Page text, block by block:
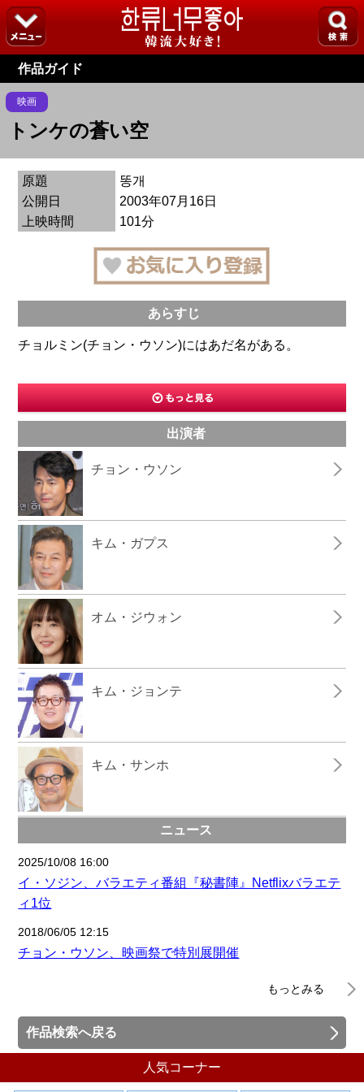
作品ガイド
映画
トンケの蒼い空
原題
똥개
公開日
2003年07月16日
上映時間
101分
あらすじ
チョルミン(チョン・ウソン)にはあだ名がある。
出演者
チョン・ウソン
キム・ガプス
オム・ジウォン
キム・ジョンテ
キム・サンホ
ニュース
2025/10/08 16:00
イ・ソジン、バラエティ番組『秘書陣』Netflixバラエテ
ィ1位
2018/06/05 12:15
チョン・ウソン、映画祭で特別展開催
もっとみる
作品検索へ戻る
人気コーナー